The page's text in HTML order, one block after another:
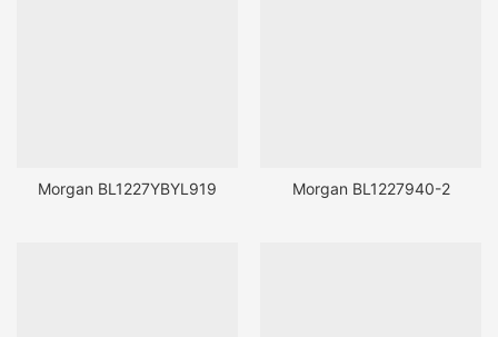
Morgan BL1227YBYL919 Morgan BL1227940-2